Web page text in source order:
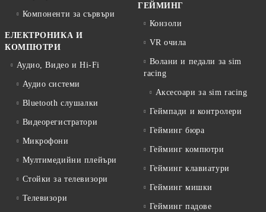
Компоненти за сървъри
ЕЛЕКТРОНИКА И
КОМПЮТРИ
Аудио, Видео и Hi-Fi
Аудио системи
Bluetooth слушалки
Видеорегистратори
Микрофони
Мултимедийни плейъри
Стойки за телевизори
Телевизори
ГЕЙМИНГ
Конзоли
VR очила
Волани и педали за sim
racing
Аксесоари за sim racing
Геймпади и контролери
Гейминг бюра
Гейминг компютри
Гейминг клавиатури
Гейминг мишки
Гейминг падове